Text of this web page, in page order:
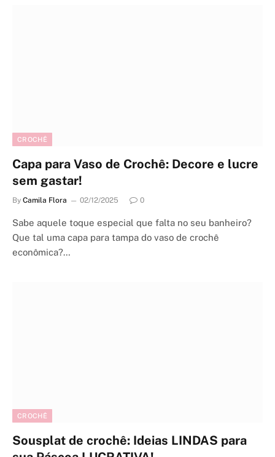
CROCHÊ
Capa para Vaso de Crochê: Decore e lucre
sem gastar!
By Camila Flora 02/12/2025 0
Sabe aquele toque especial que falta no seu banheiro?
Que tal uma capa para tampa do vaso de crochê
econômica?…
CROCHÊ
Sousplat de crochê: Ideias LINDAS para